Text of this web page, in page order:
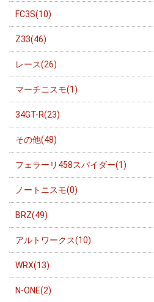
FC3S(10)
Z33(46)
レース(26)
マーチニスモ(1)
34GT-R(23)
その他(48)
フェラーリ458スパイダー(1)
ノートニスモ(0)
BRZ(49)
アルトワークス(10)
WRX(13)
N-ONE(2)